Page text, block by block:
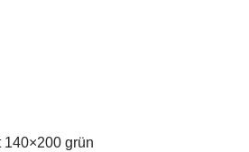
140×200 grün